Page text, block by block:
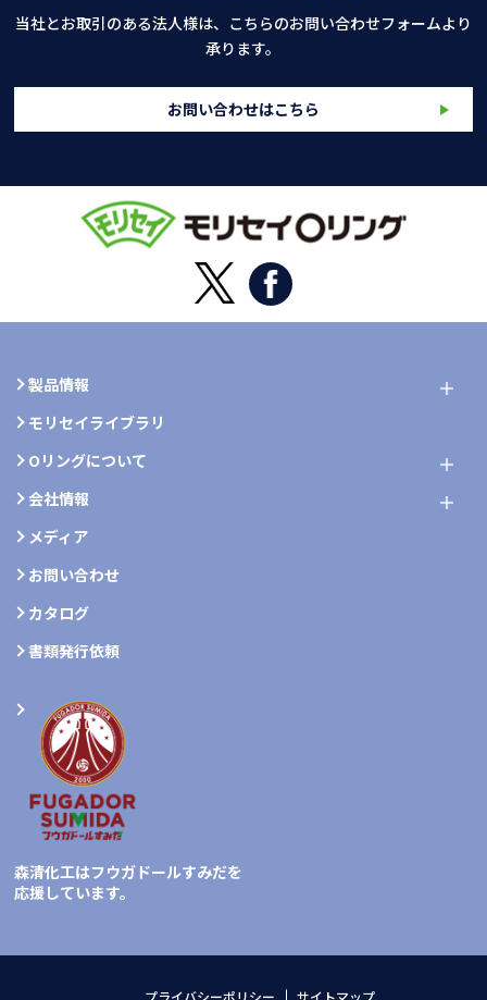
当社とお取引のある法人様は、こちらのお問い合わせフォームより
承ります。
お問い合わせはこちら
製品情報
モリセイライブラリ
Oリングについて
会社情報
メディア
お問い合わせ
カタログ
書類発行依頼
森清化工はフウガドールすみだを
応援しています。
プライバシーポリシー サイトマップ